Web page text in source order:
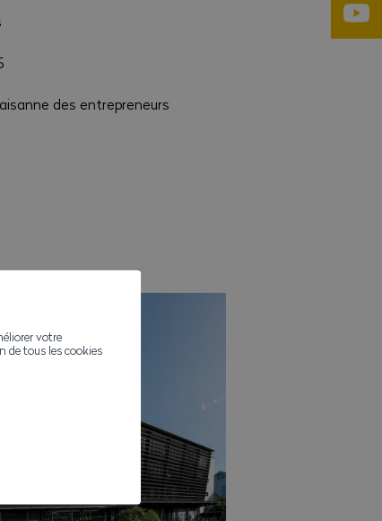
des entrepreneurs
votre
de tous les cookies